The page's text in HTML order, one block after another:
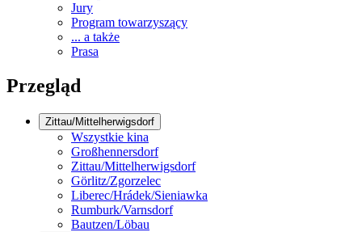
Jury
Program towarzyszący
... a także
Prasa
Przegląd
Zittau/Mittelherwigsdorf
Wszystkie kina
Großhennersdorf
Zittau/Mittelherwigsdorf
Görlitz/Zgorzelec
Liberec/Hrádek/Sieniawka
Rumburk/Varnsdorf
Bautzen/Löbau